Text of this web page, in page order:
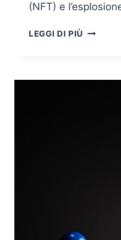
(NFT) e
LEGGI DI PIÙ